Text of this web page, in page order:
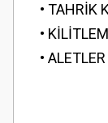
• TAHRİK
•
•